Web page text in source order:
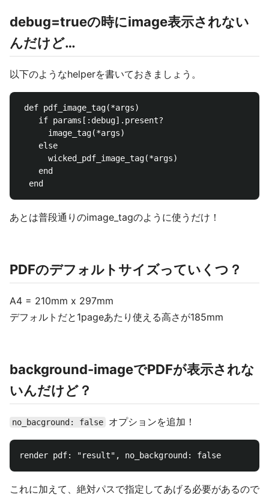
debug=trueの時にimage表示されない
んだけど…
以下のようなhelperを書いておきましょう。
def pdf_image_tag(*args)
    if params[:debug].present?
      image_tag(*args)
    else
      wicked_pdf_image_tag(*args)
    end
あとは普段通りのimage_tagのように使うだけ！
PDFのデフォルトサイズっていくつ？
A4 = 210mm x 297mm
デフォルトだと1pageあたり使える高さが185mm
background-imageでPDFが表示されな
いんだけど？
no_bacground: false オプションを追加！
これに加えて、絶対パスで指定してあげる必要があるので